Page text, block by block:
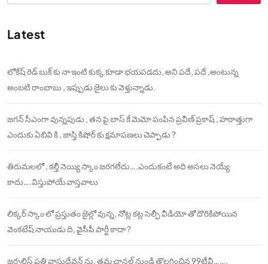
Latest
లోకేష్ రెడ్ బుక్ కు నా ఇంటి కుక్క కూడా భయపడదు, అని పదే, పదే ,అంటున్న
అంబటి రాంబాబు , ఇప్పుడు జైలు కు వెళ్తున్నాడు.
జగన్ సీఎంగా వున్నపుడు , తన పై బాస్ కే మెమో పంపిన ప్రవీణ్ ప్రకాష్ , హఠాత్తుగా
ఎందుకు ఏబివి కి , జాస్తి కిషోర్ కు క్షమాపణలు చెప్పాడు ?
తిరుమలలో , కల్తీ నెయ్యి స్కాం జరగలేదు….ఎందుకంటే అది అసలు నెయ్యే
కాదు….విస్తుపోయే వాస్తవాలు
లిక్కర్ స్కాం లో ప్రస్తుతం జైల్లో వున్న, నోట్ల కట్ల సెల్ఫీ వీడియో తో దొరికిపోయిన
వెంకటేష్ నాయుడు ది, వైసీపీ పార్టీ కాదా ?
జర్నలిస్ట్ పత్రి వాసుదేవన్ ను, తమ ఛానల్ నుండి తొలగించిన 99టీవీ…….